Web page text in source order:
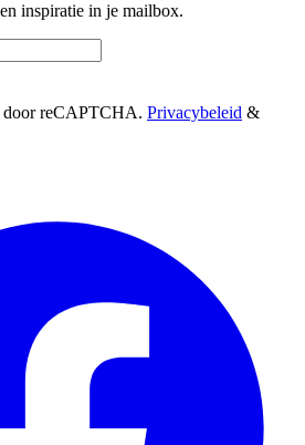
inspiratie in je mailbox.
door reCAPTCHA. Privacybeleid &